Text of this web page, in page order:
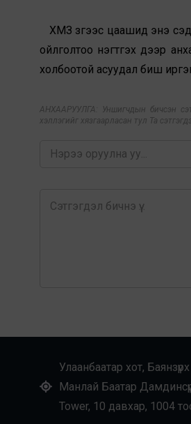
ХМЗ зүгээс цаашид энэ
ойлголтоо нэгтгэх дээр
холбоотой асуудал биш
АНХААРУУЛГА: Уншигчдын бичсэн
хэллэгийг хязгаарласан тул Та
Улаанбаатар хот,
Манлай Баатар
Tower, 10 давхар, 1004